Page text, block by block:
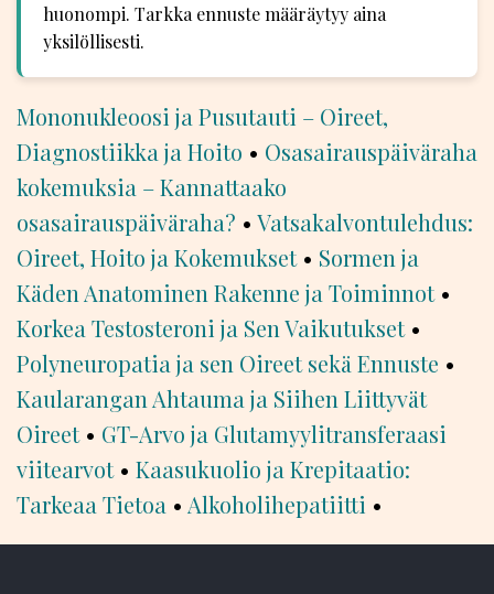
huonompi. Tarkka ennuste määräytyy aina
yksilöllisesti.
Mononukleoosi ja Pusutauti – Oireet,
Diagnostiikka ja Hoito • Osasairauspäiväraha
kokemuksia – Kannattaako
osasairauspäiväraha? • Vatsakalvontulehdus:
Oireet, Hoito ja Kokemukset• Sormen ja
Käden Anatominen Rakenne ja Toiminnot•
Korkea Testosteroni ja Sen Vaikutukset•
Polyneuropatia ja sen Oireet sekä Ennuste •
Kaularangan Ahtauma ja Siihen Liittyvät
Oireet• GT-Arvo ja Glutamyylitransferaasi
viitearvot• Kaasukuolio ja Krepitaatio:
Tarkeaa Tietoa • Alkoholihepatiitti •